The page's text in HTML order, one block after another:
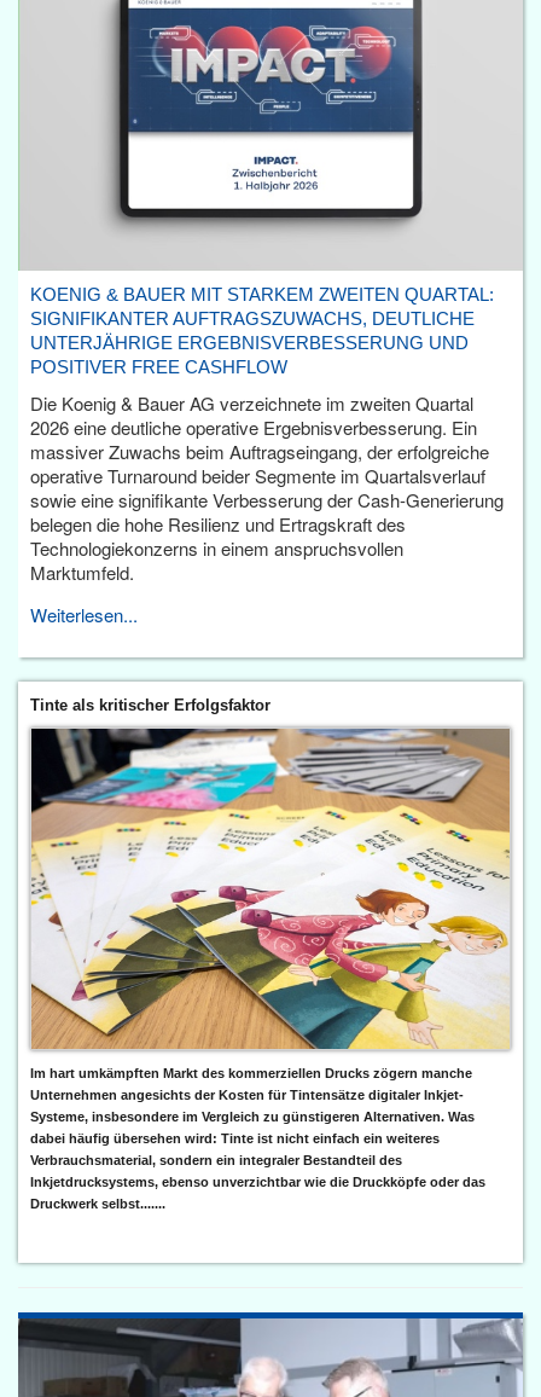
KOENIG & BAUER MIT STARKEM ZWEITEN QUARTAL:
SIGNIFIKANTER AUFTRAGSZUWACHS, DEUTLICHE
UNTERJÄHRIGE ERGEBNISVERBESSERUNG UND
POSITIVER FREE CASHFLOW
Die Koenig & Bauer AG verzeichnete im zweiten Quartal
2026 eine deutliche operative Ergebnisverbesserung. Ein
massiver Zuwachs beim Auftragseingang, der erfolgreiche
operative Turnaround beider Segmente im Quartalsverlauf
sowie eine signifikante Verbesserung der Cash-Generierung
belegen die hohe Resilienz und Ertragskraft des
Technologiekonzerns in einem anspruchsvollen
Marktumfeld.
Weiterlesen...
Tinte als kritischer Erfolgsfaktor
Im hart umkämpften Markt des kommerziellen Drucks zögern manche
Unternehmen angesichts der Kosten für Tintensätze digitaler Inkjet-
Systeme, insbesondere im Vergleich zu günstigeren Alternativen. Was
dabei häufig übersehen wird: Tinte ist nicht einfach ein weiteres
Verbrauchsmaterial, sondern ein integraler Bestandteil des
Inkjetdrucksystems, ebenso unverzichtbar wie die Druckköpfe oder das
Druckwerk selbst.......